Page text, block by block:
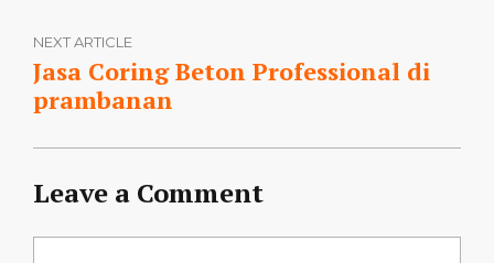
NEXT ARTICLE
Jasa Coring Beton Professional di
prambanan
Leave a Comment